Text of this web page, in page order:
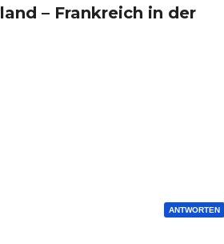
bedeutet
– Frankreich in der
ANTWORTEN